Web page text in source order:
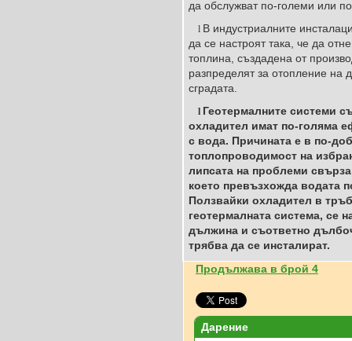
да обслужват по-големи или
l В индустриалните
да се настроят така, че да
топлина, създадена от
разпределят за отопление на
сградата.
l Геотермалните системи
охладител имат по-голяма
с вода. Причината е в по-
топлопроводимост на
липсата на проблеми
което превъзхожда водата
Ползвайки охладител в
геотермалната система, се
дължина и съответно
трябва да се инсталират.
Продължава в брой 4
Дарение